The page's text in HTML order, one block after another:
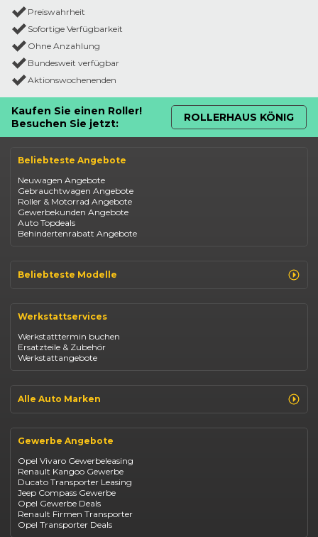
Preiswahrheit
Sofortige Verfügbarkeit
Ohne Anzahlung
Bundesweit verfügbar
Aktionswochenenden
Kaufen Sie einen Roller!
Besuchen Sie jetzt:
ROLLERHAUS KÖNIG
Beliebteste Angebote
Neuwagen Angebote
Gebrauchtwagen Angebote
Roller & Motorrad Angebote
Gewerbekunden Angebote
Auto Topdeals
Behindertenrabatt Angebote
Beliebteste Modelle
Opel Corsa
Fiat 500
Dacia Duster
Dacia Sandero
Jeep Compass
Suzuki Vitara
Suzuki Swift
Mazda CX-30
Werkstattservices
Werkstatttermin buchen
Ersatzteile & Zubehör
Werkstattangebote
Alle Auto Marken
Opel
Fiat
Jeep
Suzuki
BYD
Kia
Mazda
Citroën
Abarth
Gewerbe Angebote
Opel Vivaro Gewerbeleasing
Renault Kangoo Gewerbe
Ducato Transporter Leasing
Jeep Compass Gewerbe
Opel Gewerbe Deals
Renault Firmen Transporter
Opel Transporter Deals